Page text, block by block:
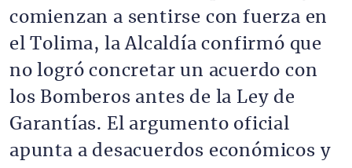
comienzan a sentirse con fuerza en
el Tolima, la Alcaldía confirmó que
no logró concretar un acuerdo con
los Bomberos antes de la Ley de
Garantías. El argumento oficial
apunta a desacuerdos económicos y